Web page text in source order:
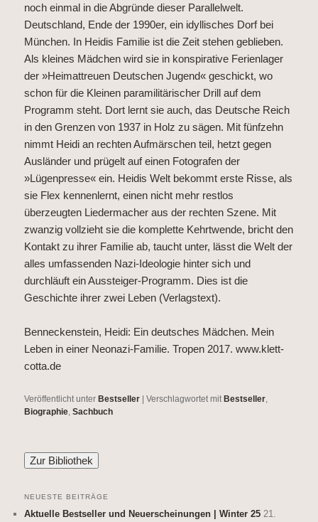
noch einmal in die Abgründe dieser Parallelwelt.
Deutschland, Ende der 1990er, ein idyllisches Dorf bei
München. In Heidis Familie ist die Zeit stehen geblieben.
Als kleines Mädchen wird sie in konspirative Ferienlager
der »Heimattreuen Deutschen Jugend« geschickt, wo
schon für die Kleinen paramilitärischer Drill auf dem
Programm steht. Dort lernt sie auch, das Deutsche Reich
in den Grenzen von 1937 in Holz zu sägen. Mit fünfzehn
nimmt Heidi an rechten Aufmärschen teil, hetzt gegen
Ausländer und prügelt auf einen Fotografen der
»Lügenpresse« ein. Heidis Welt bekommt erste Risse, als
sie Flex kennenlernt, einen nicht mehr restlos
überzeugten Liedermacher aus der rechten Szene. Mit
zwanzig vollzieht sie die komplette Kehrtwende, bricht den
Kontakt zu ihrer Familie ab, taucht unter, lässt die Welt der
alles umfassenden Nazi-Ideologie hinter sich und
durchläuft ein Aussteiger-Programm. Dies ist die
Geschichte ihrer zwei Leben (Verlagstext).
Benneckenstein, Heidi: Ein deutsches Mädchen. Mein
Leben in einer Neonazi-Familie. Tropen 2017.www.klett-
cotta.de
Veröffentlicht unter Bestseller |Verschlagwortet mit Bestseller
Biographie ,Sachbuch
NEUESTE BEITRÄGE
Aktuelle Bestseller und Neuerscheinungen | Winter 25 21.